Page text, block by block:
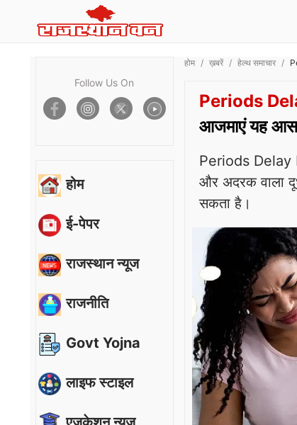
Follow Us On
होम
ई-पेपर
राजस्थान न्यूज
राजनीति
Govt Yojna
लाइफ स्टाइल
होम ख़बरें हेल्थ समाचार
Periods
आजमाएं यह
Periods Delay
और अदरक वाला
सकता है।